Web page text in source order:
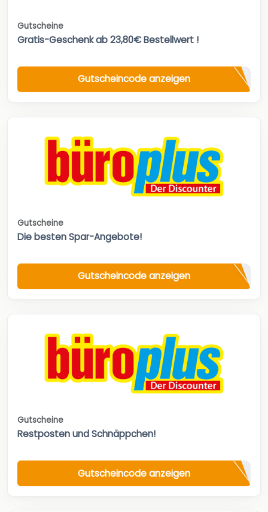
Gutscheine
Gratis-Geschenk ab 23,80€ Bestellwert !
Gutscheincode anzeigen
Gutscheine
Die besten Spar-Angebote!
Gutscheincode anzeigen
Gutscheine
Restposten und Schnäppchen!
Gutscheincode anzeigen